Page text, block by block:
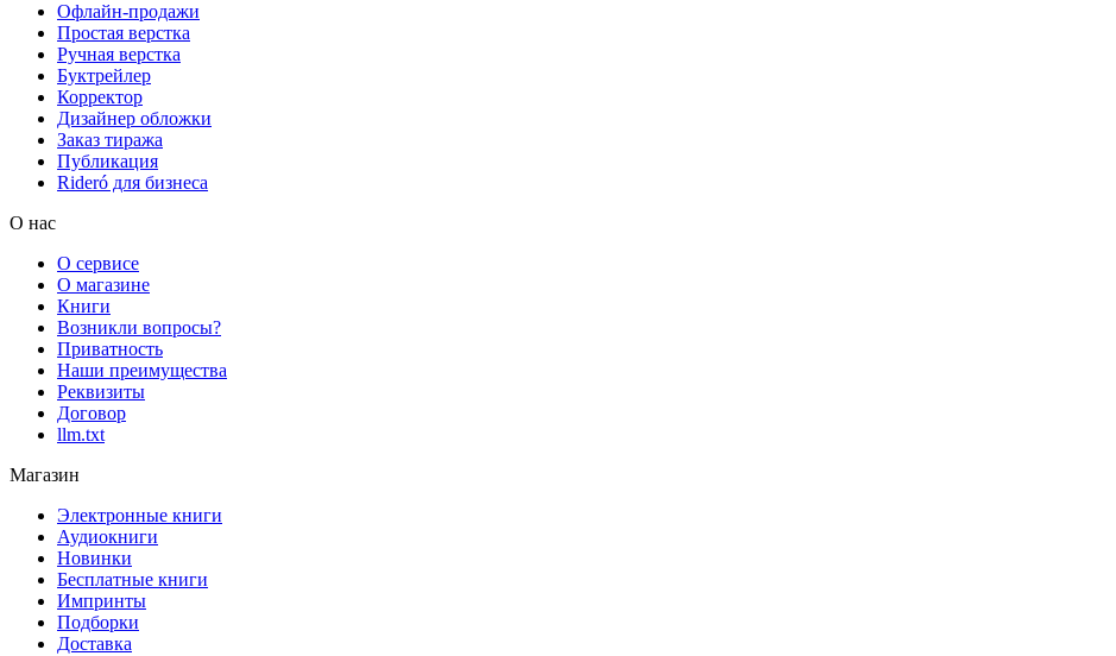
Офлайн-продажи
Простая верстка
Ручная верстка
Буктрейлер
Корректор
Дизайнер обложки
Заказ тиража
Публикация
Rideró для бизнеса
О нас
О сервисе
О магазине
Книги
Возникли вопросы?
Приватность
Наши преимущества
Реквизиты
Договор
llm.txt
Магазин
Электронные книги
Аудиокниги
Новинки
Бесплатные книги
Импринты
Подборки
Доставка